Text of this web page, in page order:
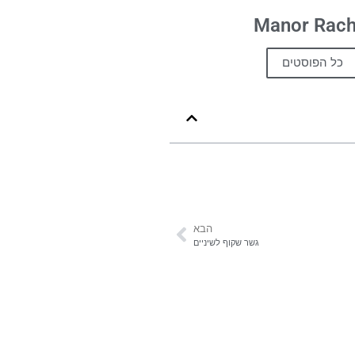
Manor
כל הפוסטים
הבא
גשר שקוף לשיניים